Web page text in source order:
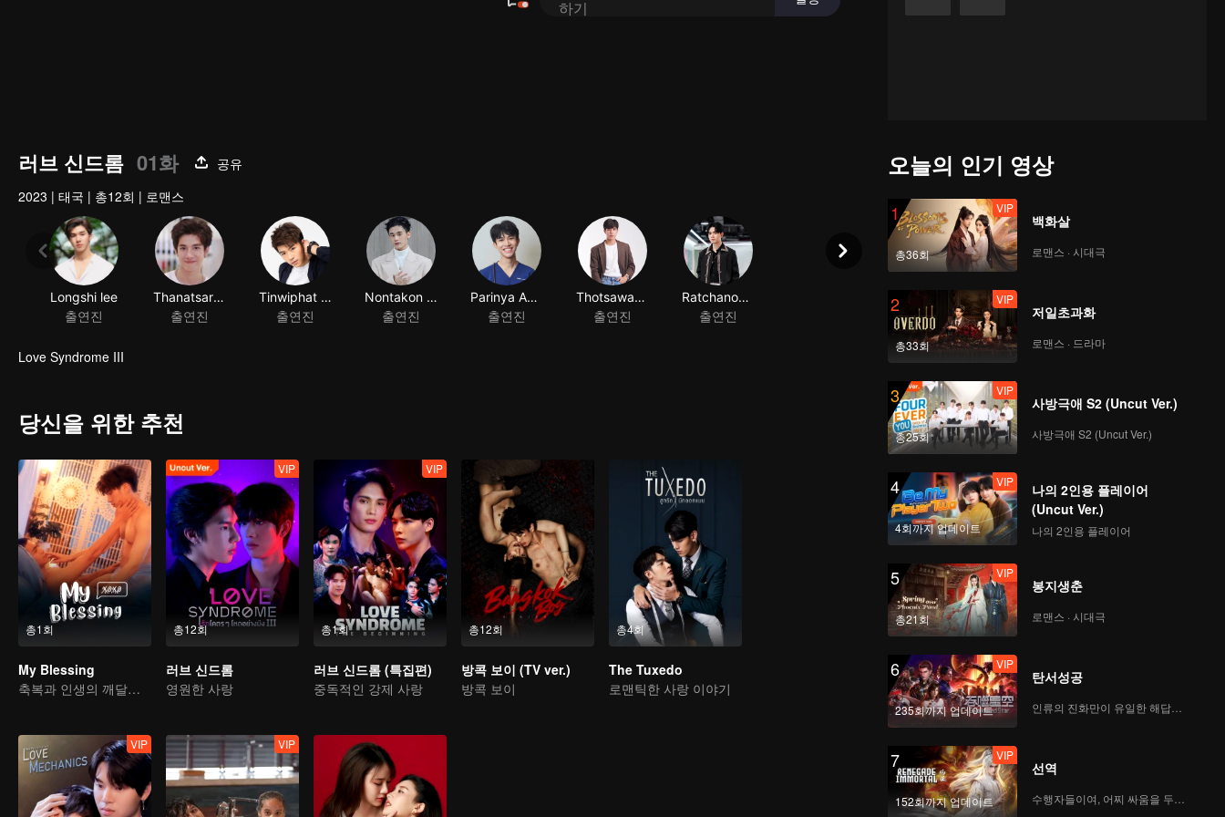
러브 신드롬 01화
공유
2023 | 태국 | 총12회 | 로맨스
Longshi lee
출연진
Thanatsaran Samthonglai
출연진
Tinwiphat Khueankeaw
출연진
Nontakon Chatchue
출연진
Parinya Angsanan
출연진
Love Syndrome III
당신을 위한 추천
총1회
My Blessing
축복과 인생의 깨달음 이야기
총12회
VIP
러브 신드롬
영원한 사랑
총1회
VIP
러브 신드롬 (특집편)
중독적인 강제 사랑
총12회
방콕 보이 (TV ver.)
방콕 보이
총4회
The Tuxedo
로맨틱한 사랑 이야기
VIP VIP
오늘의 인기 영상
1
총36회
VIP
백화살
로맨스 · 시대극
2
총33회
VIP
저일초과화
로맨스 · 드라마
3
총25회
VIP
사방극애 S2 (Uncut Ver.)
사방극애 S2 (Uncut Ver.)
4
4회까지 업데이트
VIP
나의 2인용 플레이어
(Uncut Ver.)
나의 2인용 플레이어
5
총21회
VIP
봉지생춘
로맨스 · 시대극
6
235회까지 업데이트
VIP
탄서성공
인류의 진화만이 유일한 해답이다
7
152회까지 업데이트
VIP
선역